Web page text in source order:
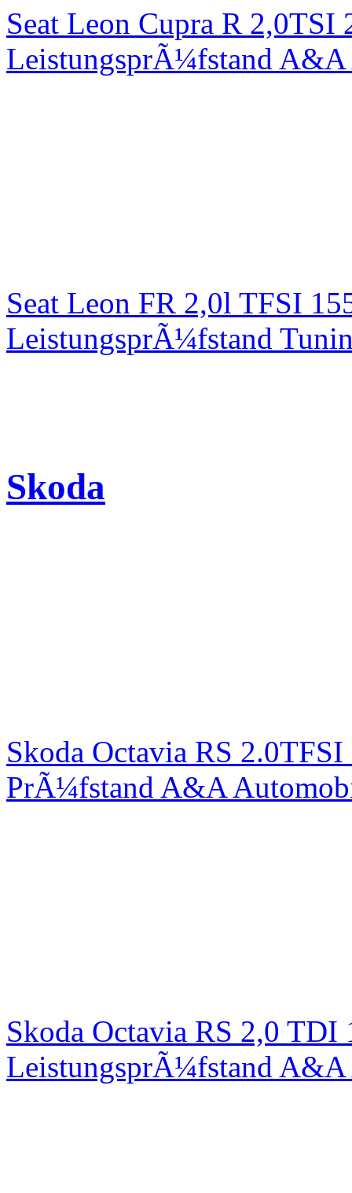
Seat Leon Cupra R
LeistungsprÃ¼fstand
Seat Leon FR 2,0l TFSI
LeistungsprÃ¼fstand
Skoda
Skoda Octavia RS
PrÃ¼fstand A&A
Skoda Octavia RS 2,0
LeistungsprÃ¼fstand